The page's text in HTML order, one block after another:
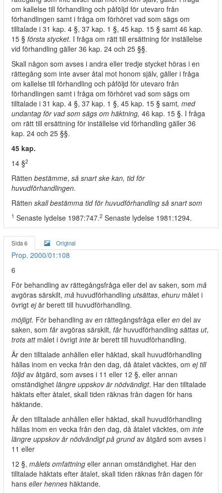
om kallelse till förhandling och påföljd för utevaro från
förhandlingen samt i fråga om förhöret vad som sägs om
tilltalade i 31 kap. 4 §, 37 kap. 1 §, 45 kap. 15 § samt 46 kap.
15 § första stycket. I fråga om rätt till ersättning för inställelse
vid förhandling gäller 36 kap. 24 och 25 §§.
Skall någon som avses i andra eller tredje stycket höras i en
rättegång som inte avser åtal mot honom själv, gäller i fråga
om kallelse till förhandling och påföljd för utevaro från
förhandlingen samt i fråga om förhöret vad som sägs om
tilltalade i 31 kap. 4 §, 37 kap. 1 §, 45 kap. 15 § samt, med
undantag för vad som sägs om häktning, 46 kap. 15 §. I fråga
om rätt till ersättning för inställelse vid förhandling gäller 36
kap. 24 och 25 §§.
45 kap.
14 §2
Rätten bestämme, så snart ske kan, tid för
huvudförhandlingen.
Rätten skall bestämma tid för huvudförhandling så snart som
1 Senaste lydelse 1987:747.2 Senaste lydelse 1981:1294.
Sida 6 Original
Prop. 2000/01:108
6
För behandling av rättegångsfråga eller del av saken, som må
avgöras särskilt, må huvudförhandling utsättas, ehuru målet i
övrigt ejär berett till huvudförhandling.
möjligt. För behandling av en rättegångsfråga eller en del av
saken, som fåravgöras särskilt, får huvudförhandling sättas ut,
trots att målet i övrigt inte är berett till huvudförhandling.
Är den tilltalade anhållen eller häktad, skall huvudförhandling
hållas inom en vecka från den dag, då åtalet väcktes, om ej till
följdav åtgärd, som avses i 11 eller 12 §, eller annan
omständighet längre uppskov är nödvändigt. Har den tilltalade
häktats efter åtalet, skall tiden räknas från dagen för hans
häktande.
Är den tilltalade anhållen eller häktad, skall huvudförhandling
hållas inom en vecka från den dag, då åtalet väcktes, om inte
längre uppskov är nödvändigt på grundav åtgärd som avses i
11 eller
12 §, målets omfattning eller annan omständighet. Har den
tilltalade häktats efter åtalet, skall tiden räknas från dagen för
hans eller hennes häktande.